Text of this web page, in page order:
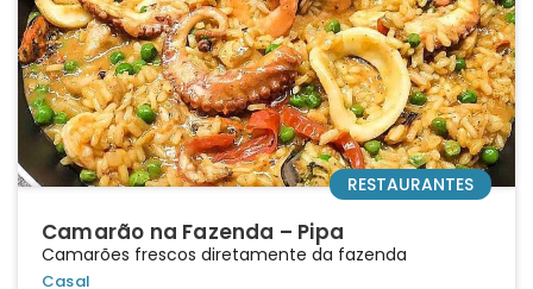
Camarão na Fazenda – Pipa
Camarões frescos diretamente da fazenda
Casal
RESTAURANTES